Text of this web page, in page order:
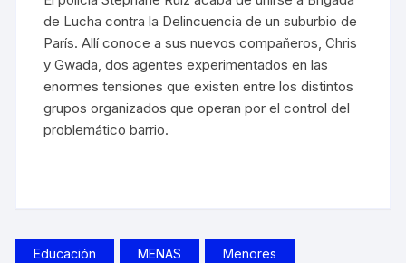
de Lucha contra la Delincuencia de un suburbio de
París. Allí conoce a sus nuevos compañeros, Chris
y Gwada, dos agentes experimentados en las
enormes tensiones que existen entre los distintos
grupos organizados que operan por el control del
problemático barrio.
Educación MENAS Menores